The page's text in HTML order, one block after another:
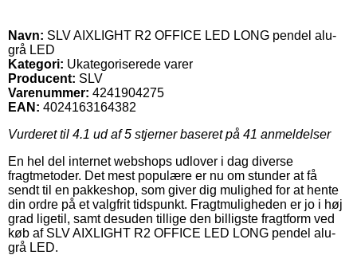
Navn: SLV AIXLIGHT R2 OFFICE LED LONG pendel alu-
grå LED
Kategori: Ukategoriserede varer
Producent: SLV
Varenummer: 4241904275
EAN: 4024163164382
Vurderet til 4.1 ud af 5 stjerner baseret på 41 anmeldelser
En hel del internet webshops udlover i dag diverse
fragtmetoder. Det mest populære er nu om stunder at få
sendt til en pakkeshop, som giver dig mulighed for at hente
din ordre på et valgfrit tidspunkt. Fragtmuligheden er jo i høj
grad ligetil, samt desuden tillige den billigste fragtform ved
køb af SLV AIXLIGHT R2 OFFICE LED LONG pendel alu-
grå LED.